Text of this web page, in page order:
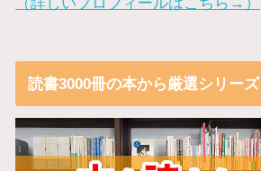
読書3000冊の本から厳選シリーズ